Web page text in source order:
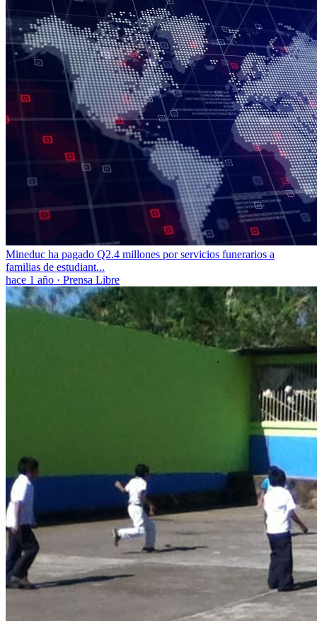
Mineduc ha pagado Q2.4 millones por servicios funerarios a
familias de estudiant...
hace 1 año · Prensa Libre